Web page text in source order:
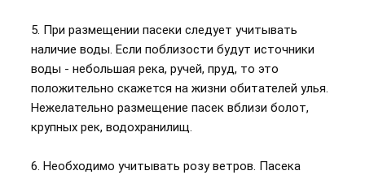
5. При размещении пасеки следует учитывать
наличие воды. Если поблизости будут источники
воды - небольшая река, ручей, пруд, то это
положительно скажется на жизни обитателей улья.
Нежелательно размещение пасек вблизи болот,
крупных рек, водохранилищ.
6. Необходимо учитывать розу ветров. Пасека